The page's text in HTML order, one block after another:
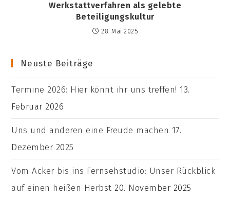
Werkstattverfahren als gelebte
Beteiligungskultur
28. Mai 2025
Neuste Beiträge
Termine 2026: Hier könnt ihr uns treffen! 13.
Februar 2026
Uns und anderen eine Freude machen 17.
Dezember 2025
Vom Acker bis ins Fernsehstudio: Unser Rückblick
auf einen heißen Herbst 20. November 2025